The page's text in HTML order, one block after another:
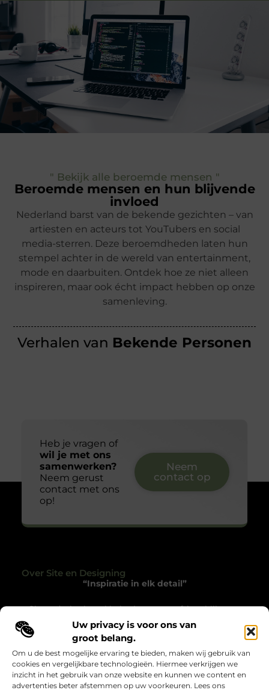
Uw privacy is voor ons van
groot belang.
Om u de best mogelijke ervaring te bieden, maken wij gebruik van
cookies en vergelijkbare technologieën. Hiermee verkrijgen we
inzicht in het gebruik van onze website en kunnen we content en
advertenties beter afstemmen op uw voorkeuren. Lees ons
" Bekijk alle beroemde mensen "
Beroemde mensen en hun blijvende
invloed
Nederland barst van de bekende gezichten – van
artiesten en acteurs tot YouTubers en social
media-sterren. Deze beroemdheden laten hun
stempel achter in de wereld van entertainment,
mode en daarbuiten. Ontdek hoe ze niet alleen
inspireren, maar ook écht impact hebben op onze
samenleving.
Verhalen van Bekende Personen
Heb je vragen of
wil je met ons
samenwerken?
Neem gerust
contact met ons
op!
Neem
contact op
Over Site en Designing
“Inspiratie in elk detail”
Siteendesigning.nl helpt je met een frisse blik naar
het alledaagse te kijken. Een platform vol verhalen en
ideeën die je prikkelen, inspireren en het gewone
bijzonder maken.
Onze informatie